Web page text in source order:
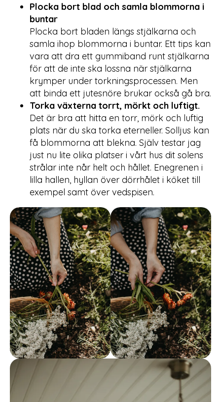
Plocka bort blad och samla blommorna i
buntar
Plocka bort bladen längs stjälkarna och
samla ihop blommorna i buntar. Ett tips kan
vara att dra ett gummiband runt stjälkarna
för att de inte ska lossna när stjälkarna
krymper under torkningsprocessen. Men
att binda ett jutesnöre brukar också gå bra.
Torka växterna torrt, mörkt och luftigt.
Det är bra att hitta en torr, mörk och luftig
plats när du ska torka eterneller. Solljus kan
få blommorna att blekna. Själv testar jag
just nu lite olika platser i vårt hus dit solens
strålar inte når helt och hållet. Enegrenen i
lilla hallen, hyllan över dörrhålet i köket till
exempel samt över vedspisen.